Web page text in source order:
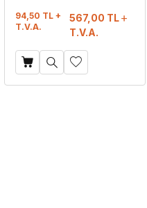
94,50 TL +
T.V.A.
567,00 TL
T.V.A.